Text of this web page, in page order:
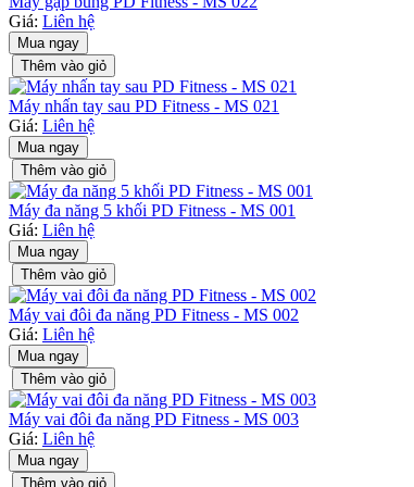
Giá: Liên hệ
Mua ngay
Thêm vào giỏ
Máy nhấn tay sau PD Fitness - MS 021
Giá: Liên hệ
Mua ngay
Thêm vào giỏ
Máy đa năng 5 khối PD Fitness - MS 001
Giá: Liên hệ
Mua ngay
Thêm vào giỏ
Máy vai đôi đa năng PD Fitness - MS 002
Giá: Liên hệ
Mua ngay
Thêm vào giỏ
Máy vai đôi đa năng PD Fitness - MS 003
Giá: Liên hệ
Mua ngay
Thêm vào giỏ